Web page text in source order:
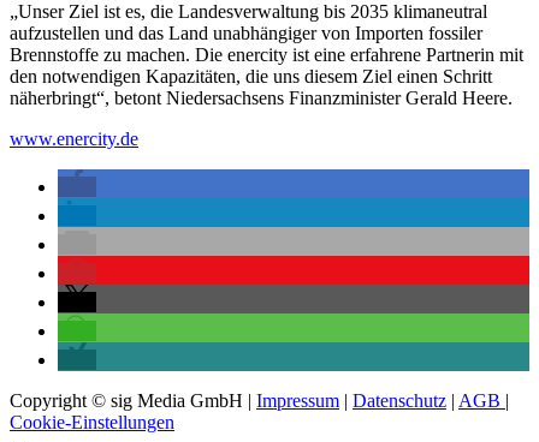
„Unser Ziel ist es, die Landesverwaltung bis 2035 klimaneutral
aufzustellen und das Land unabhängiger von Importen fossiler
Brennstoffe zu machen. Die enercity ist eine erfahrene Partnerin mit
den notwendigen Kapazitäten, die uns diesem Ziel einen Schritt
näherbringt“, betont Niedersachsens Finanzminister Gerald Heere.
www.enercity.de
Copyright © sig Media GmbH | Impressum | Datenschutz | AGB |
Cookie-Einstellungen